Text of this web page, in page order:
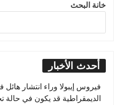
خانة البحث
أحدث الأخبار
فيروس إيبولا وراء انتشار هائل
الديمقراطية قد يكون في حالة